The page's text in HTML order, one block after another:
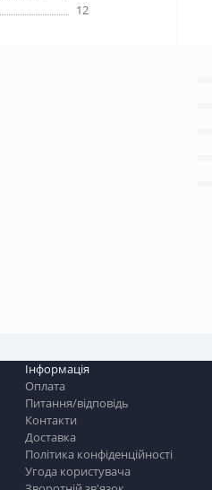
12
Інформація
Оплата
Питання/відповідь
Контакти
Доставка
Політика конфіденційності
Угода користувача